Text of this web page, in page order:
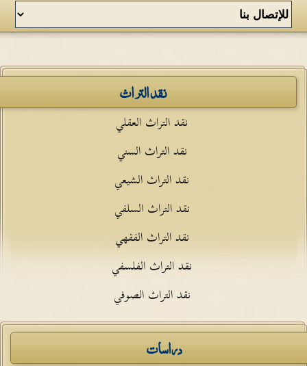
نقد التراث
نقد التراث العقلي
نقد التراث السني
نقد التراث الشيعي
نقد التراث السلفي
نقد التراث الفقهي
نقد التراث الفلسفي
نقد التراث الصوفي
دراسات